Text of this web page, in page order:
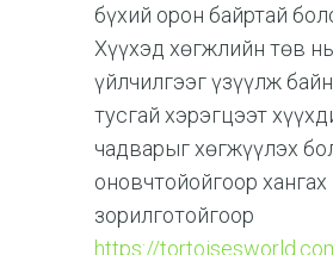
бүхий орон байртай
Хүүхэд хөгжлийн төв
үйлчилгээг үзүүлж
тусгай хэрэгцээт
чадварыг хөгжүүлэх
оновчтойойгоор хангах
зорилготойгоор
https://